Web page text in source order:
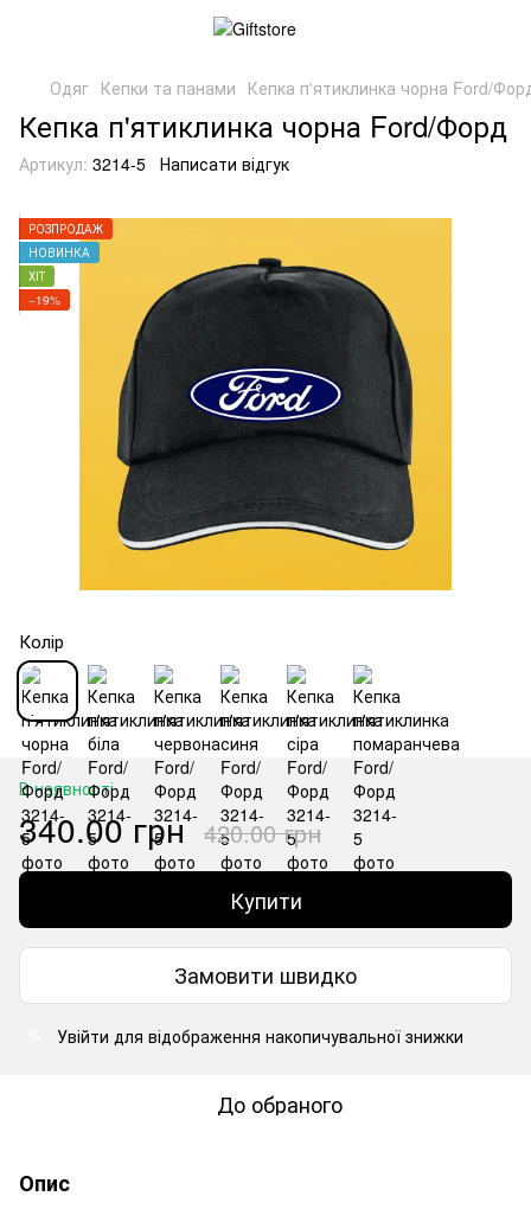
Одяг Кепки та панами Кепка п'ятиклинка чорна Ford/
Кепка п'ятиклинка чорна Ford/Форд
Артикул: 3214-5 Написати відгук
РОЗПРОДАЖ
НОВИНКА
ХІТ
−19%
Колір
В наявності
340.00 грн 420.00 грн
Купити
Замовити швидко
Увійти для відображення накопичувальної знижки
До обраного
Опис